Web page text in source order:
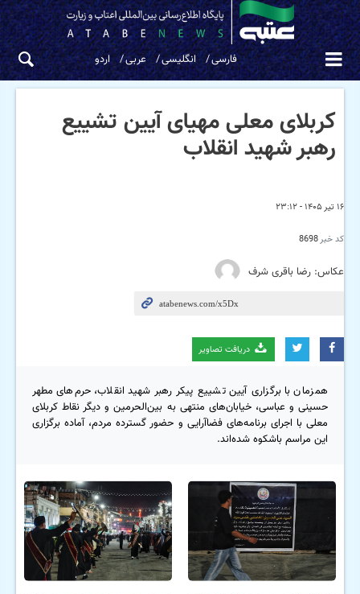
فارسی انگلیسی عربی اردو
۱۶ تیر ۱۴۰۵ - ۲۳:۱۲
کد خبر8698
عکاس: رضا باقری شرف
دریافت تصاویر
کربلای معلی مهیای آیین تشییع
رهبر شهید انقلاب
همزمان با برگزاری آیین تشییع پیکر رهبر شهید انقلاب، حرم‌های مطهر
حسینی و عباسی، خیابان‌های منتهی به بین‌الحرمین و دیگر نقاط کربلای
معلی با اجرای برنامه‌های فضاآرایی و حضور گسترده مردم، آماده برگزاری
این مراسم باشکوه شده‌اند.